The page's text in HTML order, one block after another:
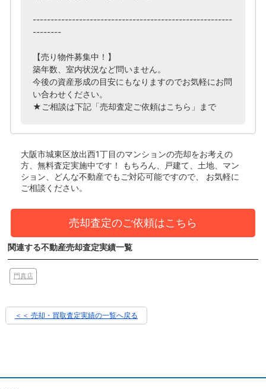
--------------------------------------------------------
--------
【売り物件募集中！】
築年数、室内状況など問いません。
今後の資産形成の目安にもなりますのでお気軽にお問
い合わせください。
★ご相談は下記「売却査定ご依頼はこちら」まで
大阪市城東区放出西1丁目のマンションの売却をお考えの
方、無料査定実施中です！
もちろん、戸建て、土地、マン
ション、どんな不動産でもご対応可能ですので、 お気軽に
ご相談ください。
売却査定のご依頼はこちら
関連する不動産売却査定実績一覧
門真店
＜＜ 売却・買取査定実績の一覧へ戻る